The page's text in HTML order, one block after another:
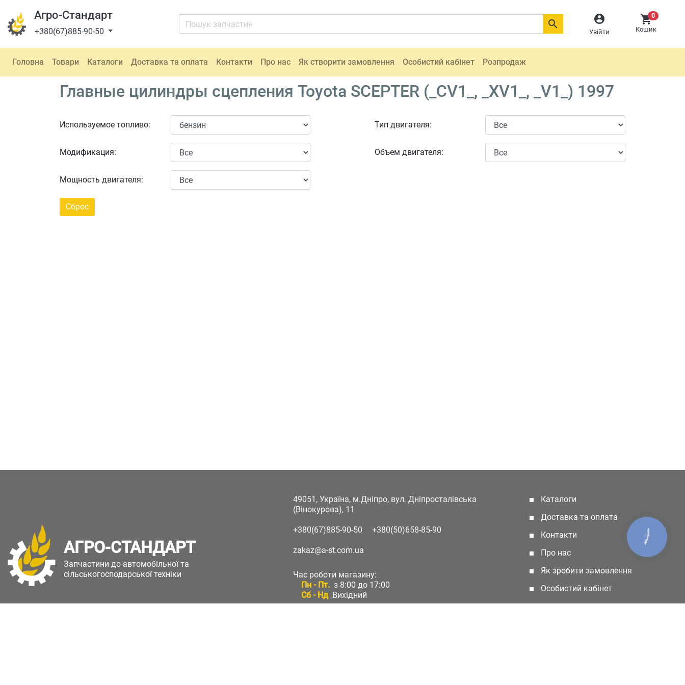
Агро-Стандарт
+380(67)885-90-50

Увійти
0
Кошик

Головна Товари Каталоги Доставка та оплата Контакти Про нас Як створити замовлення Особистий кабінет Розпродаж
Главные цилиндры сцепления Toyota SCEPTER (_CV1_, _XV1_, _V1_) 1997
Используемое топливо:
Модификация:
Мощность двигателя:
Тип двигателя:
Объем двигателя:
АГРО-СТАНДАРТ
Запчастини до автомобільної та
сільськогосподарської техніки
49051, Україна, м.Дніпро, вул. Дніпросталівська
(Вінокурова), 11
+380(67)885-90-50 +380(50)658-85-90
zakaz@a-st.com.ua
Час роботи магазину:
Пн - Пт. з 8:00 до 17:00
Сб - Нд Вихідний
Каталоги
Доставка та оплата
Контакти
Про нас
Як зробити замовлення
Особистий кабінет
КНОПКА
ЗВ'ЯЗКУ